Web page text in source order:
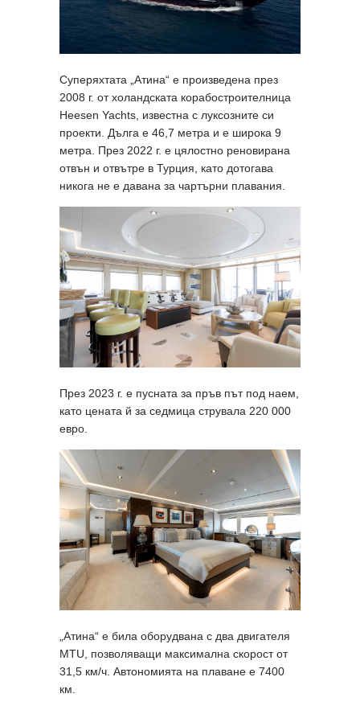
Суперяхтата „Атина“ е произведена през
2008 г. от холандската корабостроителница
Heesen Yachts, известна с луксозните си
проекти. Дълга е 46,7 метра и е широка 9
метра. През 2022 г. е цялостно реновирана
отвън и отвътре в Турция, като дотогава
никога не е давана за чартърни плавания.
През 2023 г. е пусната за пръв път под наем,
като цената й за седмица струвала 220 000
евро.
„Атина“ е била оборудвана с два двигателя
MTU, позволяващи максимална скорост от
31,5 км/ч. Автономията на плаване е 7400
км.